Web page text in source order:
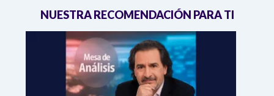
NUESTRA RECOMENDACIÓN PARA TI